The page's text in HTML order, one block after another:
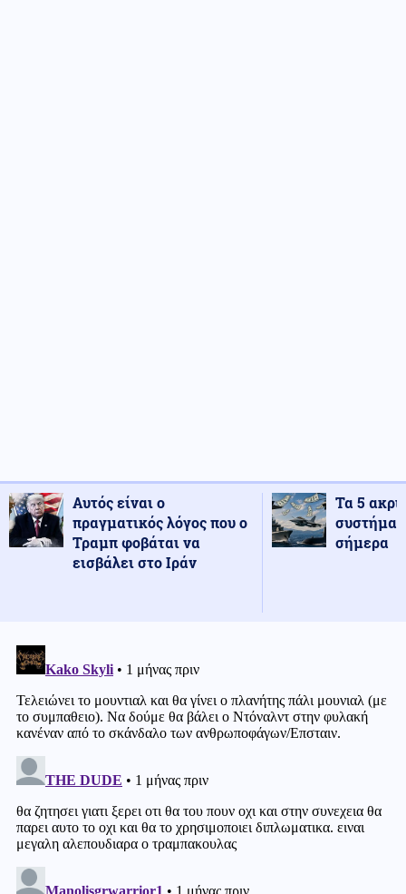
Αυτός είναι ο
πραγματικός λόγος που ο
Τραμπ φοβάται να
εισβάλει στο Ιράν
Τα 5
σήμερα